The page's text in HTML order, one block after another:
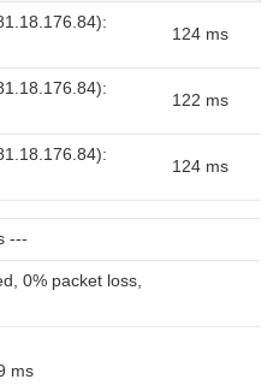
124 ms
122 ms
124 ms
---
0% packet loss,
ms